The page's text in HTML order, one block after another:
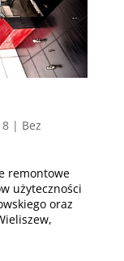
| Bez
użyteczności
oraz